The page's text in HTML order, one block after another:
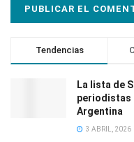
Tendencias
La lista de
periodistas
Argentina
3 ABRIL, 2026